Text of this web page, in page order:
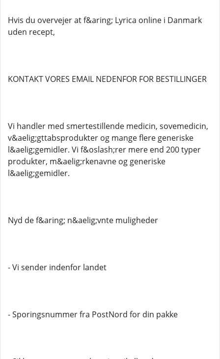
Hvis du overvejer at f&aring; Lyrica online i Danmark
uden recept,
KONTAKT VORES EMAIL NEDENFOR FOR BESTILLINGER
Vi handler med smertestillende medicin, sovemedicin,
v&aelig;gttabsprodukter og mange flere generiske
l&aelig;gemidler. Vi f&oslash;rer mere end 200 typer
produkter, m&aelig;rkenavne og generiske
l&aelig;gemidler.
Nyd de f&aring; n&aelig;vnte muligheder
- Vi sender indenfor landet
- Sporingsnummer fra PostNord for din pakke